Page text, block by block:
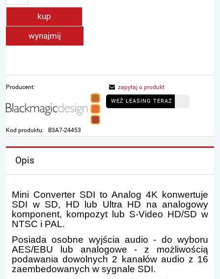
kup
wynajmij
Producent:
Kod produktu: B3A7-24453
zapytaj o produkt
WEŹ LEASING TERAZ
Opis
Mini Converter SDI to Analog 4K konwertuje
SDI w SD, HD lub Ultra HD na analogowy
komponent, kompozyt lub S-Video HD/SD w
NTSC i PAL.
Posiada osobne wyjścia audio - do wyboru
AES/EBU lub analogowe - z możliwością
podawania dowolnych 2 kanałów audio z 16
zaembedowanych w sygnale SDI.